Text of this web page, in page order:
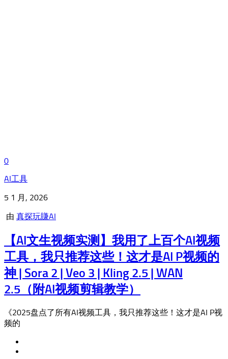
0
AI工具
5 1 月, 2026
由 真探玩賺AI
【AI文生视频实测】我用了上百个AI视频
工具，我只推荐这些！这才是AI P视频的
神 | Sora 2 | Veo 3 | Kling 2.5 | WAN
2.5（附AI视频剪辑教学）
《2025盘点了所有AI视频工具，我只推荐这些！这才是AI P视
频的